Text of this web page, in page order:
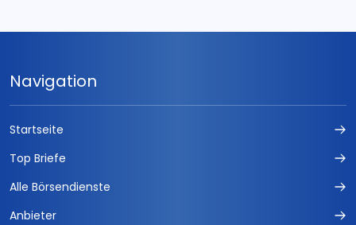
Navigation
Startseite
Top Briefe
Alle Börsendienste
Anbieter